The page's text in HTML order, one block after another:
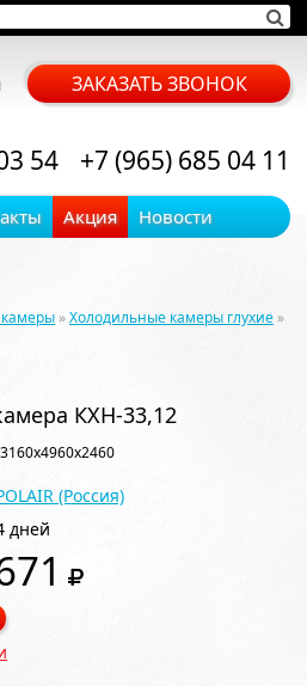
ЗАКАЗАТЬ ЗВОНОК
54 +7 (965) 685 04 11
Акция Новости
»Холодильные камеры глухие »
КХН-33,12
(Россия)
дней